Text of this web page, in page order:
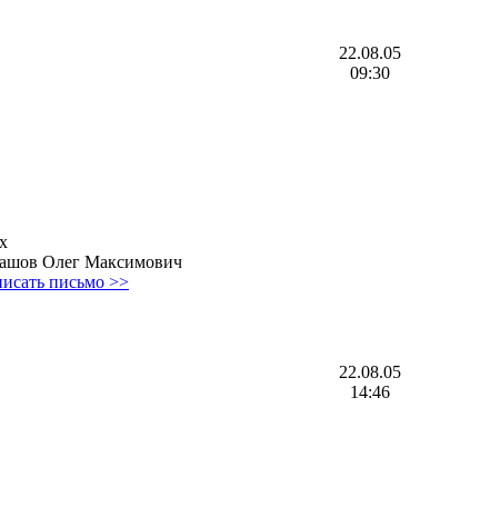
22.08.05
09:30
Олег Максимович
письмо >>
22.08.05
14:46